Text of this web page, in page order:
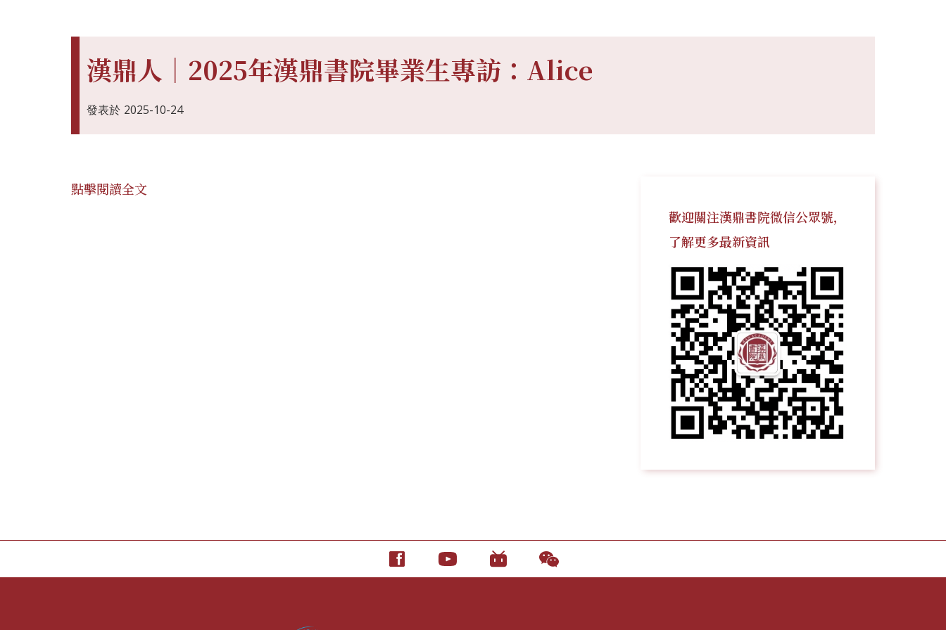
漢鼎人｜2025年漢鼎書院畢業生專訪：Alice
發表於 2025-10-24
點擊閱讀全文
歡迎關注漢鼎書院微信公眾號，
了解更多最新資訊